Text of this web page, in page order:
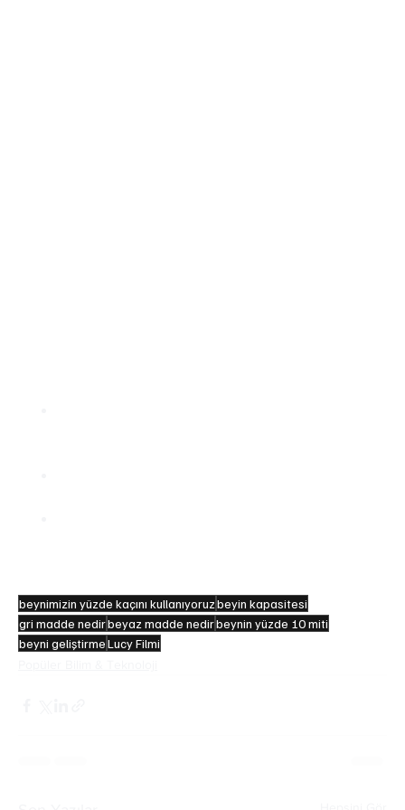
beynimizin yüzde kaçını kullanıyoruzbeyin kapasitesi
gri madde nedirbeyaz madde nedirbeynin yüzde 10 miti
beyni geliştirmeLucy Filmi